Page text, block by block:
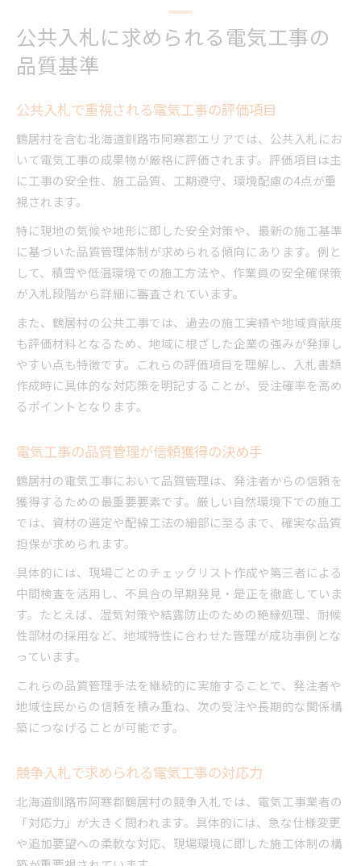
公共入札に求められる電気工事の
品質基準
公共入札で重視される電気工事の評価項目
鶴居村を含む北海道釧路市阿寒郡エリアでは、公共入札にお
いて電気工事の成果物が厳格に評価されます。評価項目は主
に工事の安全性、施工品質、工期遵守、環境配慮の4点が重
視されます。
特に現地の気候や地形に即した安全対策や、最新の施工基準
に基づいた品質管理体制が求められる傾向にあります。例と
して、積雪や低温環境での施工方法や、作業員の安全確保策
が入札段階から詳細に審査されています。
また、鶴居村の公共工事では、過去の施工実績や地域貢献度
も評価材料となるため、地域に根ざした企業の強みが発揮し
やすい点も特徴です。これらの評価項目を理解し、入札書類
作成時に具体的な対応策を明記することが、受注確率を高め
るポイントとなります。
電気工事の品質管理が信頼獲得の決め手
鶴居村の電気工事において品質管理は、発注者からの信頼を
獲得するための最重要要素です。厳しい自然環境下での施工
では、資材の選定や配線工法の細部に至るまで、確実な品質
担保が求められます。
具体的には、現場ごとのチェックリスト作成や第三者による
中間検査を活用し、不具合の早期発見・是正を徹底していま
す。たとえば、湿気対策や結露防止のための絶縁処理、耐候
性部材の採用など、地域特性に合わせた管理が成功事例とな
っています。
これらの品質管理手法を継続的に実施することで、発注者や
地域住民からの信頼を積み重ね、次の受注や長期的な関係構
築につなげることが可能です。
競争入札で求められる電気工事の対応力
北海道釧路市阿寒郡鶴居村の競争入札では、電気工事業者の
「対応力」が大きく問われます。具体的には、急な仕様変更
や追加要望への柔軟な対応、現場環境に即した施工体制の構